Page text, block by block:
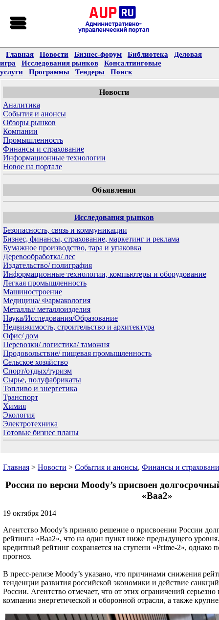
Главная Новости Бизнес-форум Библиотека
Деловая
игра
Исследования рынков
Консалтинговые
услуги
Программы Тендеры Поиск
Новости
Аналитика
События и анонсы
Обзоры рынков
Компании
Промышленность
Финансы и страхование
Информационные технологии
Новое на портале
Объявления
Исследования рынков
Безопасность, связь и коммуникации
Бизнес, финансы, страхование, маркетинг и реклама
Бумажное производство, тара и упаковка
Деревообработка/ лес
Издательство/ полиграфия
Информационные технологии, компьютеры и оборудование
Легкая промышленность
Машиностроение
Медицина/ Фармакология
Металлы/ металлоизделия
Наука/Исследования/Образование
Недвижимость, строительство и архитектура
Офис/ дом
Перевозки/ логистика/ таможня
Продовольствие/ пищевая промышленность
Сельское хозяйство
Спорт/отдых/туризм
Сырье, полуфабрикаты
Топливо и энергетика
Транспорт
Химия
Экология
Электротехника
Готовые бизнес планы
Главная > Новости > События и анонсы, Финансы и
России по версии Moody’s присвоен
«Baa2»
19 октября 2014
Агентство Moody’s приняло решение о присвоении России
рейтинга «Baa2», что на один пункт ниже предыдущего
кредитный рейтинг сохраняется на ступени «Prime-2», однако
прогноз.
В пресс-релизе Moody’s указано, что причинами снижения
тенденции развития российской экономики и действие
России. Агентство отмечает, что от этих ограничений
компании энергетической и оборонной отрасли, а также